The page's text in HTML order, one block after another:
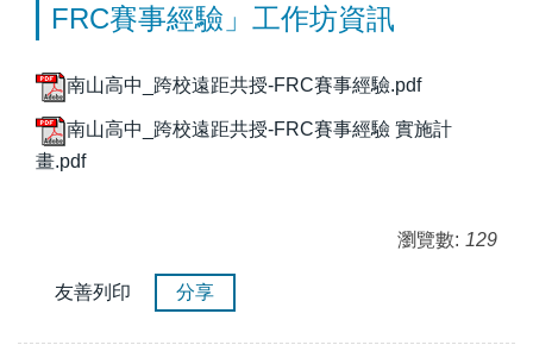
FRC賽事經驗」工作坊資訊
南山高中_跨校遠距共授-FRC賽事經驗.pdf
南山高中_跨校遠距共授-FRC賽事經驗 實施計
畫.pdf
瀏覽數: 129
友善列印 分享